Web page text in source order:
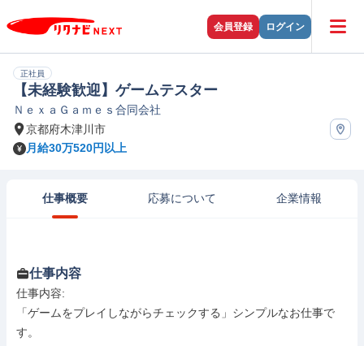
会員登録 ログイン
正社員
【未経験歓迎】ゲームテスター
ＮｅｘａＧａｍｅｓ合同会社
京都府木津川市
月給30万520円以上
仕事概要 応募について 企業情報
仕事内容
仕事内容:
「ゲームをプレイしながらチェックする」シンプルなお仕事で
す。